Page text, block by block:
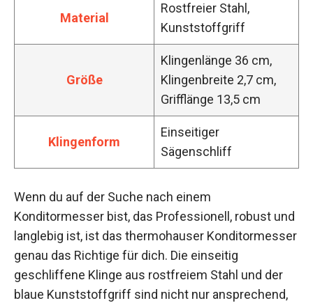
Material
Rostfreier Stahl,
Kunststoffgriff
Größe
Klingenlänge 36 cm,
Klingenbreite 2,7 cm,
Grifflänge 13,5 cm
Klingenform
Einseitiger
Sägenschliff
Wenn du auf der Suche nach einem
Konditormesser bist, das Professionell, robust und
langlebig ist, ist das thermohauser Konditormesser
genau das Richtige für dich. Die einseitig
geschliffene Klinge aus rostfreiem Stahl und der
blaue Kunststoffgriff sind nicht nur ansprechend,